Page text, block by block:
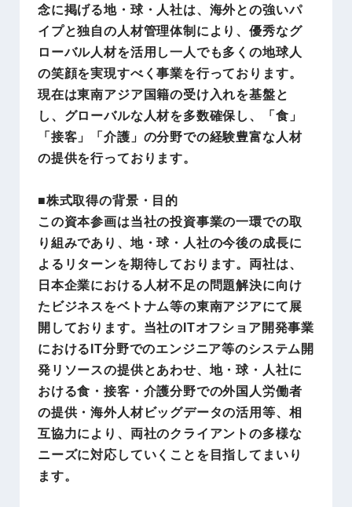
念に掲げる地・球・人社は、海外との強いパ
イプと独自の人材管理体制により、優秀なグ
ローバル人材を活用し一人でも多くの地球人
の笑顔を実現すべく事業を行っております。
現在は東南アジア国籍の受け入れを基盤と
し、グローバルな人材を多数確保し、「食」
「接客」「介護」の分野での経験豊富な人材
の提供を行っております。
■株式取得の背景・目的
この資本参画は当社の投資事業の一環での取
り組みであり、地・球・人社の今後の成長に
よるリターンを期待しております。両社は、
日本企業における人材不足の問題解決に向け
たビジネスをベトナム等の東南アジアにて展
開しております。当社のITオフショア開発事業
におけるIT分野でのエンジニア等のシステム開
発リソースの提供とあわせ、地・球・人社に
おける食・接客・介護分野での外国人労働者
の提供・海外人材ビッグデータの活用等、相
互協力により、両社のクライアントの多様な
ニーズに対応していくことを目指してまいり
ます。